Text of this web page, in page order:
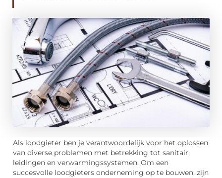
Als loodgieter ben je verantwoordelijk voor het oplossen
van diverse problemen met betrekking tot sanitair,
leidingen en verwarmingssystemen. Om een
succesvolle loodgieters onderneming op te bouwen, zijn